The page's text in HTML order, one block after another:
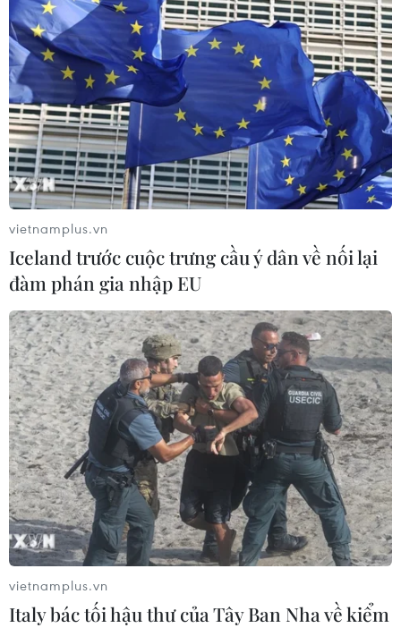
vietnamplus.vn
Iceland trước cuộc trưng cầu ý dân về nối lại
đàm phán gia nhập EU
vietnamplus.vn
Italy bác tối hậu thư của Tây Ban Nha về kiểm